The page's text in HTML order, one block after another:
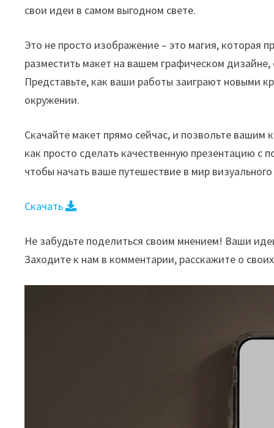
свои идеи в самом выгодном свете.
Это не просто изображение – это магия,
разместить макет на вашем графическом
Представьте, как ваши работы заиграют новыми
окружении.
Скачайте макет прямо сейчас, и позвольте
как просто сделать качественную презентацию
чтобы начать ваше путешествие в мир визуального
Скачать
Не забудьте поделиться своим мнением! Ваши
Заходите к нам в комментарии, расскажите о